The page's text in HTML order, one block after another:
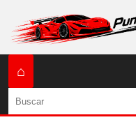
⌂
Buscar